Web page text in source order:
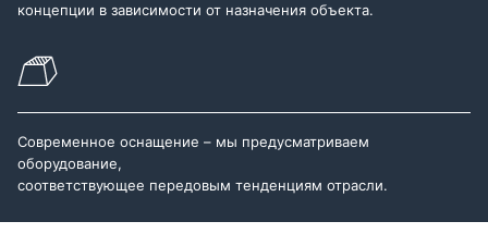
концепции в зависимости от назначения объекта.
Современное оснащение – мы предусматриваем
оборудование,
соответствующее передовым тенденциям отрасли.